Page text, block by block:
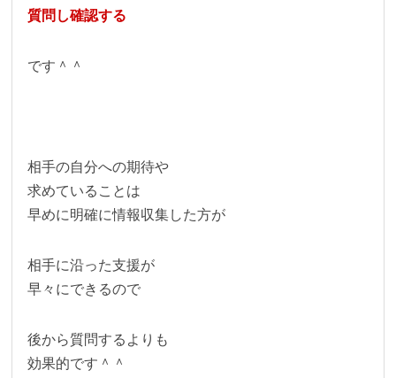
質問し確認する
です＾＾
相手の自分への期待や
求めていることは
早めに明確に情報収集した方が
相手に沿った支援が
早々にできるので
後から質問するよりも
効果的です＾＾